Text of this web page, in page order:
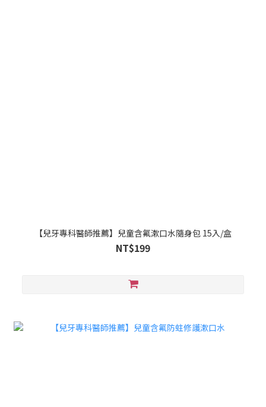
【兒牙專科醫師推薦】兒童含氟漱口水隨身包 15入/盒
NT$199